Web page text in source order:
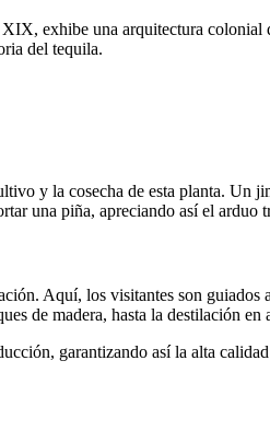
exhibe una arquitectura
del tequila.
y la cosecha de esta planta. Un
una piña, apreciando así el arduo
Aquí, los visitantes son guiados
de madera, hasta la destilación
garantizando así la alta